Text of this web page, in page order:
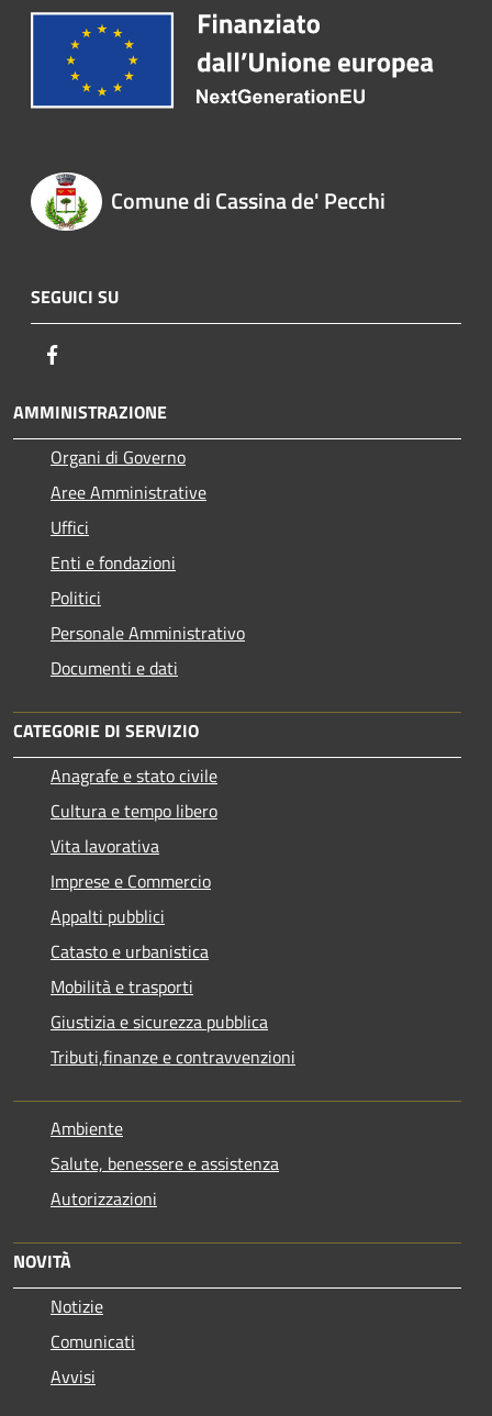
Comune di Cassina de' Pecchi
SEGUICI SU
AMMINISTRAZIONE
Organi di Governo
Aree Amministrative
Uffici
Enti e fondazioni
Politici
Personale Amministrativo
Documenti e dati
CATEGORIE DI SERVIZIO
Anagrafe e stato civile
Cultura e tempo libero
Vita lavorativa
Imprese e Commercio
Appalti pubblici
Catasto e urbanistica
Mobilità e trasporti
Giustizia e sicurezza pubblica
Tributi,finanze e contravvenzioni
Ambiente
Salute, benessere e assistenza
Autorizzazioni
NOVITÀ
Notizie
Comunicati
Avvisi